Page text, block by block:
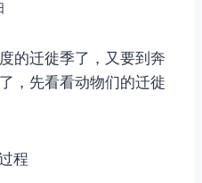
的迁徙季了，又要到奔
，先看看动物们的迁徙
程